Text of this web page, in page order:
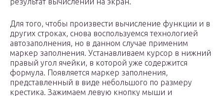
Для того, чтобы произвести вычисление функции и в
других строках, снова воспользуемся технологией
автозаполнения, но в данном случае применим
маркер заполнения. Устанавливаем курсор в нижний
правый угол ячейки, в которой уже содержится
формула. Появляется маркер заполнения,
представленный в виде небольшого по размеру
крестика. Зажимаем левую кнопку мыши и